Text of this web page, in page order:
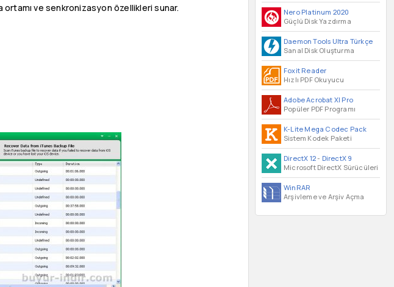
Nero Platinum 2020
Güçlü Disk Yazdırma
Daemon Tools Ultra Türkçe
Sanal Disk Oluşturma
Foxit Reader
Hızlı PDF Okuyucu
Adobe Acrobat XI Pro
Popüler PDF Programı
K-Lite Mega Codec Pack
Sistem Kodek Paketi
DirectX 12- DirectX 9
Microsoft DirectX Sürücüleri
WinRAR
Arşivleme ve Arşiv Açma
ortamı ve senkronizasyon özellikleri sunar.